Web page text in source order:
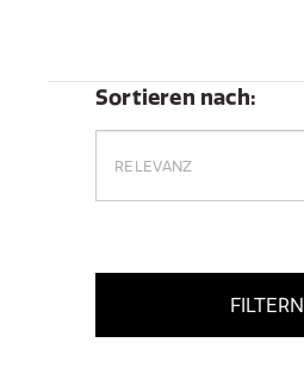
Sortieren nach:
FILTERN